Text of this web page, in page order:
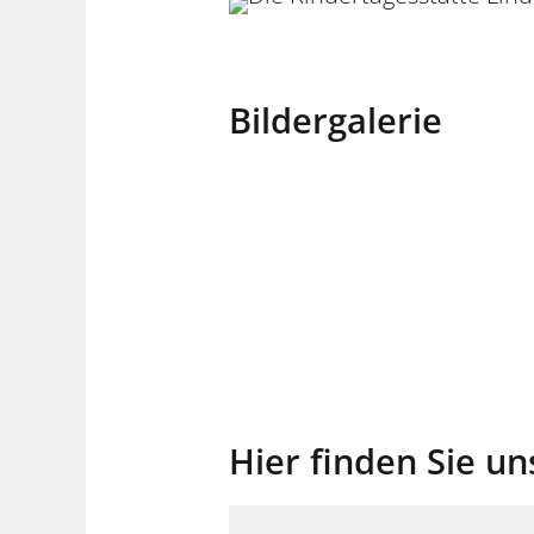
Bildergalerie
Hier finden Sie